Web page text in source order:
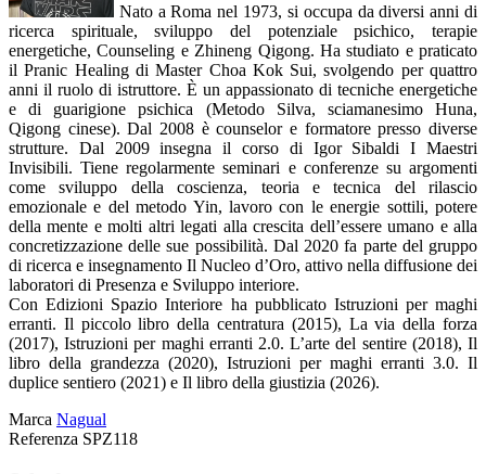
Nato a Roma nel 1973, si occupa da diversi anni di
ricerca spirituale, sviluppo del potenziale psichico, terapie
energetiche, Counseling e Zhineng Qigong. Ha studiato e praticato
il Pranic Healing di Master Choa Kok Sui, svolgendo per quattro
anni il ruolo di istruttore. È un appassionato di tecniche energetiche
e di guarigione psichica (Metodo Silva, sciamanesimo Huna,
Qigong cinese). Dal 2008 è counselor e formatore presso diverse
strutture. Dal 2009 insegna il corso di Igor Sibaldi I Maestri
Invisibili. Tiene regolarmente seminari e conferenze su argomenti
come sviluppo della coscienza, teoria e tecnica del rilascio
emozionale e del metodo Yin, lavoro con le energie sottili, potere
della mente e molti altri legati alla crescita dell’essere umano e alla
concretizzazione delle sue possibilità. Dal 2020 fa parte del gruppo
di ricerca e insegnamento Il Nucleo d’Oro, attivo nella diffusione dei
laboratori di Presenza e Sviluppo interiore.
Con Edizioni Spazio Interiore ha pubblicato Istruzioni per maghi
erranti. Il piccolo libro della centratura (2015), La via della forza
(2017), Istruzioni per maghi erranti 2.0. L’arte del sentire (2018), Il
libro della grandezza (2020), Istruzioni per maghi erranti 3.0. Il
duplice sentiero (2021) e Il libro della giustizia (2026).
Marca Nagual
Referenza SPZ118